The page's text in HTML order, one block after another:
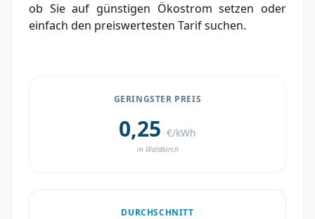
ob Sie auf günstigen Ökostrom setzen oder
einfach den preiswertesten Tarif suchen.
GERINGSTER PREIS
0,25 €/kWh
in Waldkirch
DURCHSCHNITT